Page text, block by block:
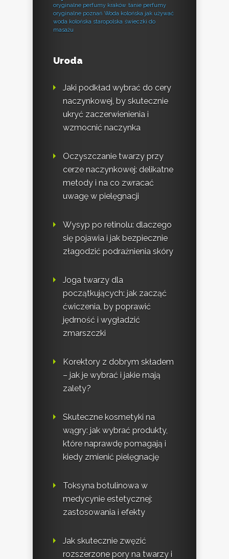
oryginalne perfumy kraków tanie perfumy
oryginalne poznań Woda kolońska jak używać
woda kolońska staropolska świeczki do
masażu
Uroda
Jaki podkład wybrać do cery
naczynkowej, by skutecznie
ukryć zaczerwienienia i
wzmocnić naczynka
Oczyszczanie twarzy przy
cerze naczynkowej: delikatne
metody i na co zwracać
uwagę w pielęgnacji
Wysyp po retinolu: dlaczego
się pojawia i jak bezpiecznie
złagodzić podrażnienia skóry
Joga twarzy dla
początkujących: jak zacząć
ćwiczenia, by poprawić
jędrność i wygładzić
zmarszczki
Korektory z dobrym składem
– jak je wybrać i jakie mają
zalety?
Skuteczne kosmetyki na
wągry: jak wybrać produkty,
które naprawdę pomagają i
kiedy zmienić pielęgnację
Toksyna botulinowa w
medycynie estetycznej:
zastosowania i efekty
Jak skutecznie zwęzić
rozszerzone pory na twarzy i